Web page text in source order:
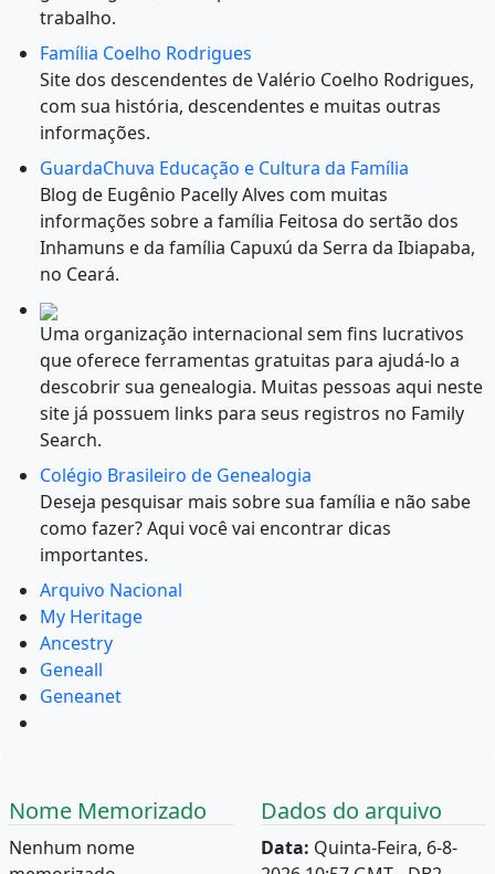
trabalho.
Família Coelho Rodrigues
Site dos descendentes de Valério Coelho Rodrigues,
com sua história, descendentes e muitas outras
informações.
GuardaChuva Educação e Cultura da Família
Blog de Eugênio Pacelly Alves com muitas
informações sobre a família Feitosa do sertão dos
Inhamuns e da família Capuxú da Serra da Ibiapaba,
no Ceará.
Uma organização internacional sem fins lucrativos
que oferece ferramentas gratuitas para ajudá-lo a
descobrir sua genealogia. Muitas pessoas aqui neste
site já possuem links para seus registros no Family
Search.
Colégio Brasileiro de Genealogia
Deseja pesquisar mais sobre sua família e não sabe
como fazer? Aqui você vai encontrar dicas
importantes.
Arquivo Nacional
My Heritage
Ancestry
Geneall
Geneanet
Nome Memorizado
Nenhum nome
Dados do arquivo
Data: Quinta-Feira, 6-8-